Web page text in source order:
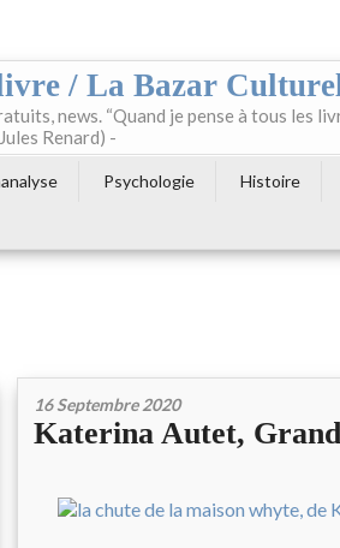
/ La Bazar
news. “Quand je pense à tous les
Renard) -
Psychologie Histoire
16 Septembre 2020
Katerina Autet,